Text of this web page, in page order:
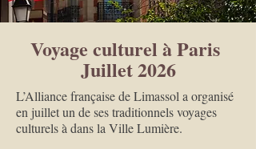
Voyage culturel à Paris
Juillet 2026
L’Alliance française de Limassol a organisé
en juillet un de ses traditionnels voyages
culturels à dans la Ville Lumière.